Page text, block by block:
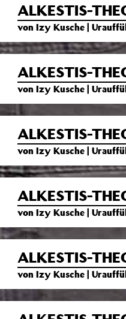
ALKESTIS-
von Izy Kusche |
ALKESTIS-
von Izy Kusche |
ALKESTIS-
von Izy Kusche |
ALKESTIS-
von Izy Kusche |
ALKESTIS-
von Izy Kusche |